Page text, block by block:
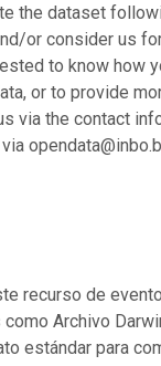
the dataset
or consider us
to know how
or to provide
via the contact
recurso de
Archivo
estándar para